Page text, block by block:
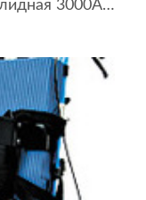
Кресло-каталка детская, инвалидная 3000AK/C